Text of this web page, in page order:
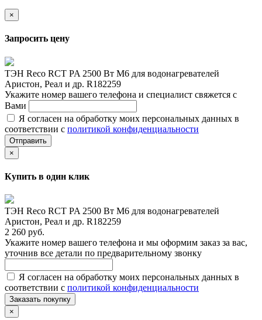
×
Запросить цену
ТЭН Reco RCT PA 2500 Вт M6 для водонагревателей
Аристон, Реал и др. R182259
Укажите номер вашего телефона и специалист свяжется с
Вами
Я согласен на обработку моих персональных данных в
соответствии с политикой конфиденциальности
Отправить
×
Купить в один клик
ТЭН Reco RCT PA 2500 Вт M6 для водонагревателей
Аристон, Реал и др. R182259
2 260 руб.
Укажите номер вашего телефона и мы оформим заказ за вас,
уточнив все детали по предварительному звонку
Я согласен на обработку моих персональных данных в
соответствии с политикой конфиденциальности
Заказать покупку
×